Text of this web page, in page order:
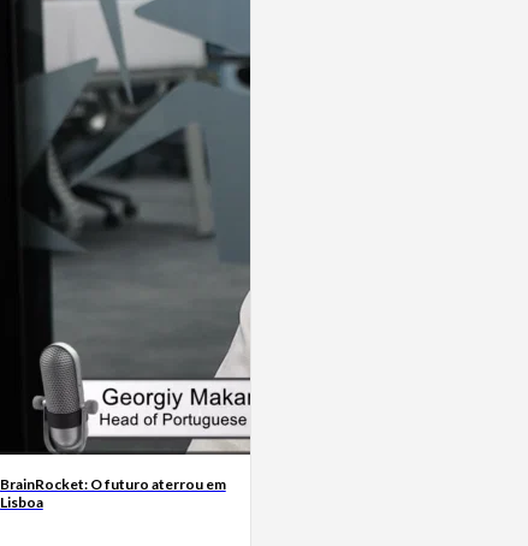
BrainRocket: O futuro aterrou em
Lisboa